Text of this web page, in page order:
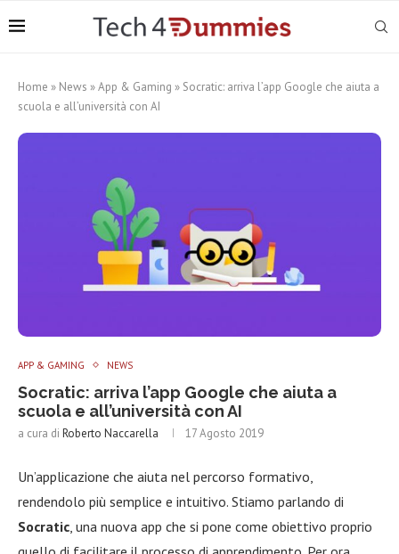
Home » News »App & Gaming » Socratic: arriva l’app Google che aiuta a
scuola e all’università con AI
APP & GAMING NEWS
Socratic: arriva l’app Google che aiuta a
scuola e all’università con AI
a cura di Roberto Naccarella 17 Agosto 2019
Un’applicazione che aiuta nel percorso formativo,
rendendolo più semplice e intuitivo. Stiamo parlando di
Socratic , una nuova app che si pone come obiettivo proprio